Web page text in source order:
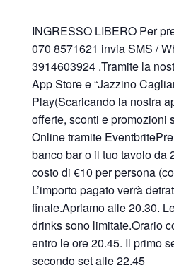
INGRESSO LIBERO Per
070 8571621 invia SMS /
3914603924 .Tramite la
App Store e “Jazzino
Play(Scaricando la nostra
offerte, sconti e promozioni
Online tramite
banco bar o il tuo tavolo da
costo di €10 per persona
L’importo pagato verrà
finale.Apriamo alle 20.30.
drinks sono limitate.Orario
entro le ore 20.45. Il primo
secondo set alle 22.45